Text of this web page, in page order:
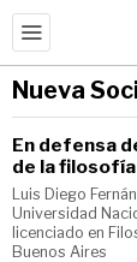
Nueva
En defensa
de la filosofía
Luis Diego
Universidad
licenciado en
Buenos Aires